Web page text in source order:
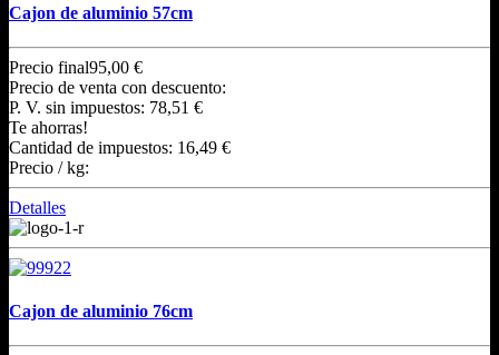
Cajon de aluminio 57cm
Precio final95,00 €
Precio de venta con descuento:
P. V. sin impuestos: 78,51 €
Te ahorras!
Cantidad de impuestos: 16,49 €
Precio / kg:
Detalles
Cajon de aluminio 76cm